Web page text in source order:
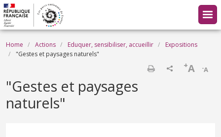
Skip to main content
Breadcrumb
Home Actions Eduquer, sensibiliser, accueillir
Expositions
"Gestes et paysages naturels"
-A
+A
"Gestes et paysages
naturels"